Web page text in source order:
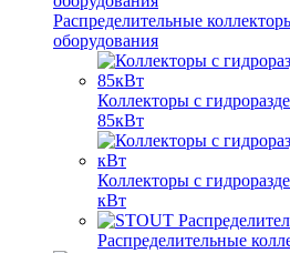
Распределительные
оборудования
Коллекторы с
85кВт
Коллекторы с
кВт
Распределительные